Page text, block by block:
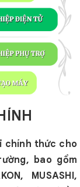
chính thức cho
bao gồm
MUSASHI,